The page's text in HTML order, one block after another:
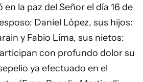
en la paz del Señor el día 16 de
Daniel López, sus hijos:
y Fabio Lima, sus nietos:
con profundo dolor su
ya efectuado en el